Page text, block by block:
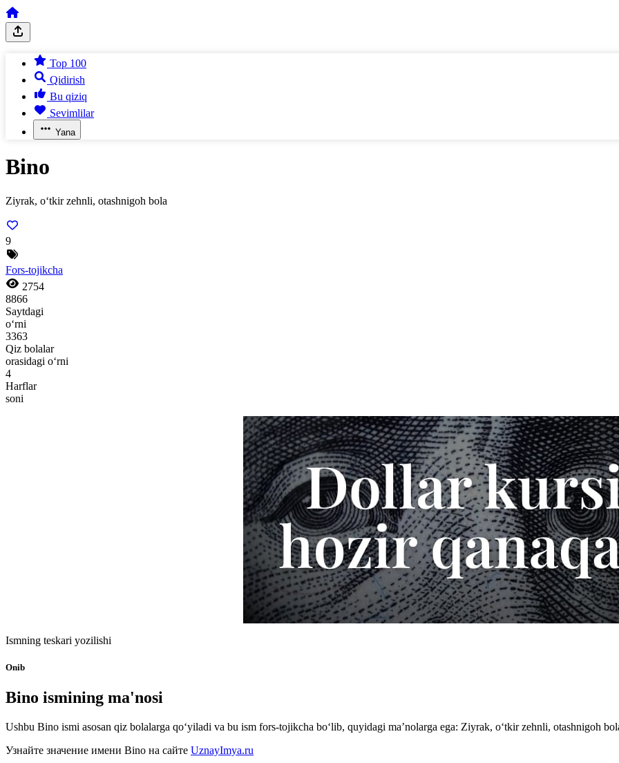
Top 100
Qidirish
Bu qiziq
Sevimlilar
Yana
Bino
Ziyrak, o‘tkir zehnli, otashnigoh bola
9
Fors-tojikcha
2754
8866
Saytdagi
o‘rni
3363
Qiz bolalar
orasidagi o‘rni
4
Harflar
soni
Ismning teskari yozilishi
Onib
Bino ismining ma'nosi
Ushbu Bino ismi asosan qiz bolalarga qo‘yiladi va bu ism fors-tojikcha bo‘lib, quyidagi ma’nolarga ega: Ziyrak, o‘tkir zehnli, otashnigoh
Узнайте значение имени Bino на сайте UznayImya.ru